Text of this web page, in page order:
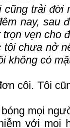
trải đời
nay, sau
vẹn cho
chưa nở
không có
côi. Tôi
mọi
với mọi